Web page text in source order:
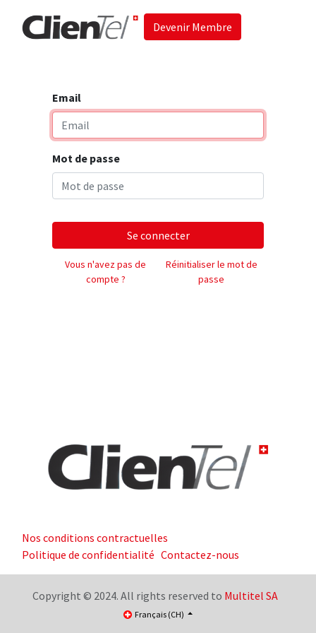
Devenir Membre
Email
Mot de passe
Se connecter
Vous n'avez pas de
compte ?
Réinitialiser le mot de
passe
Nos conditions contractuelles
Politique de confidentialité Contactez-nous
Copyright © 2024. All rights reserved to Multitel SA
Français (CH)